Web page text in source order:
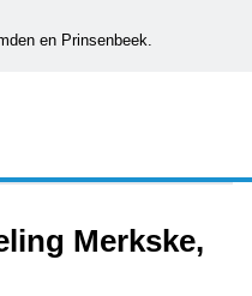
en Prinsenbeek.
Merkske,